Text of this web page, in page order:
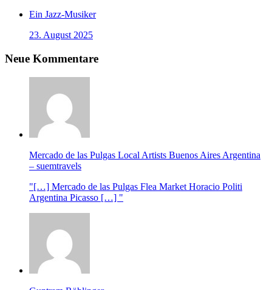
Ein Jazz-Musiker
23. August 2025
Neue Kommentare
Mercado de las Pulgas Local Artists Buenos Aires Argentina
– suemtravels
"[…] Mercado de las Pulgas Flea Market Horacio Politi
Argentina Picasso […] "